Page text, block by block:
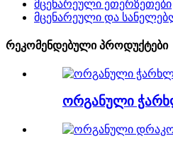
მცენარეული ეთერზეთები
მცენარეული და
რეკომენდებული პროდუქტები
ორგანული